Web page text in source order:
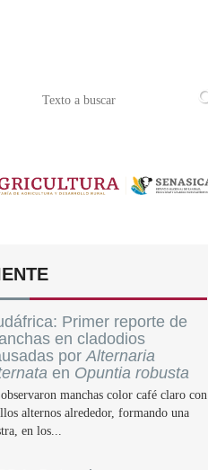
Primer reporte de
en cladodios
porAlternaria
en Opuntia robusta
observaron manchas color café claro con
alternos alrededor, formando una
en los...